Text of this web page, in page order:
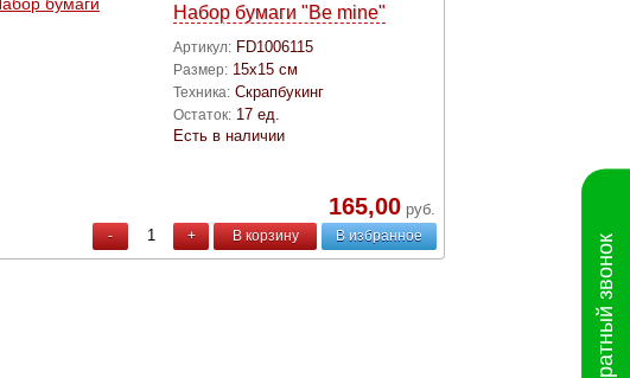
Набор бумаги "Be mine"
Артикул: FD1006115
Размер: 15х15 см
Техника: Скрапбукинг
Остаток: 17 ед.
Есть в наличии
165,00 руб.
- + В корзину В избранное Обратный звонок